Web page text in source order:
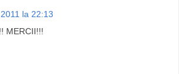
la 22:13
MERCII!!!